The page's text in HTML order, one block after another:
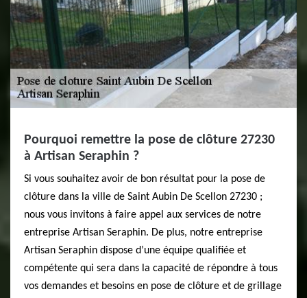
Pourquoi remettre la pose de clôture 27230
à Artisan Seraphin ?
Si vous souhaitez avoir de bon résultat pour la pose de
clôture dans la ville de Saint Aubin De Scellon 27230 ;
nous vous invitons à faire appel aux services de notre
entreprise Artisan Seraphin. De plus, notre entreprise
Artisan Seraphin dispose d’une équipe qualifiée et
compétente qui sera dans la capacité de répondre à tous
vos demandes et besoins en pose de clôture et de grillage